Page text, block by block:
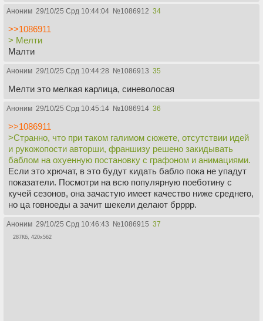
В аниме нет типичных японских пошлостей про гарем
блядей и чмо на ГГ.
Вообще, щитовик ментально вышел из школьного возраста
и весьма уверенно погоняет своими хомяками, смотреть
Аноним 29/10/25 Срд 10:44:04 №1086912 34
>>1086911
> Мелти
Малти
Аноним 29/10/25 Срд 10:44:28 №1086913 35
Мелти это мелкая карлица, синеволосая
Аноним 29/10/25 Срд 10:45:14 №1086914 36
>>1086911
>Странно, что при таком галимом сюжете, отсутствии идей
и рукожопости авторши, франшизу решено закидывать
баблом на охуенную постановку с графоном и анимациями.
Если это хрючат, в это будут кидать бабло пока не упадут
показатели. Посмотри на всю популярную поеботину с
кучей сезонов, она зачастую имеет качество ниже среднего,
но ца говноеды а зачит шекели делают брррр.
Аноним 29/10/25 Срд 10:46:43 №1086915 37
287Кб, 420x562